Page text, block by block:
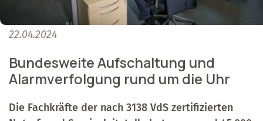
22.04.2024
Bundesweite Aufschaltung und
Alarmverfolgung rund um die Uhr
Die Fachkräfte der nach 3138 VdS zertifizierten